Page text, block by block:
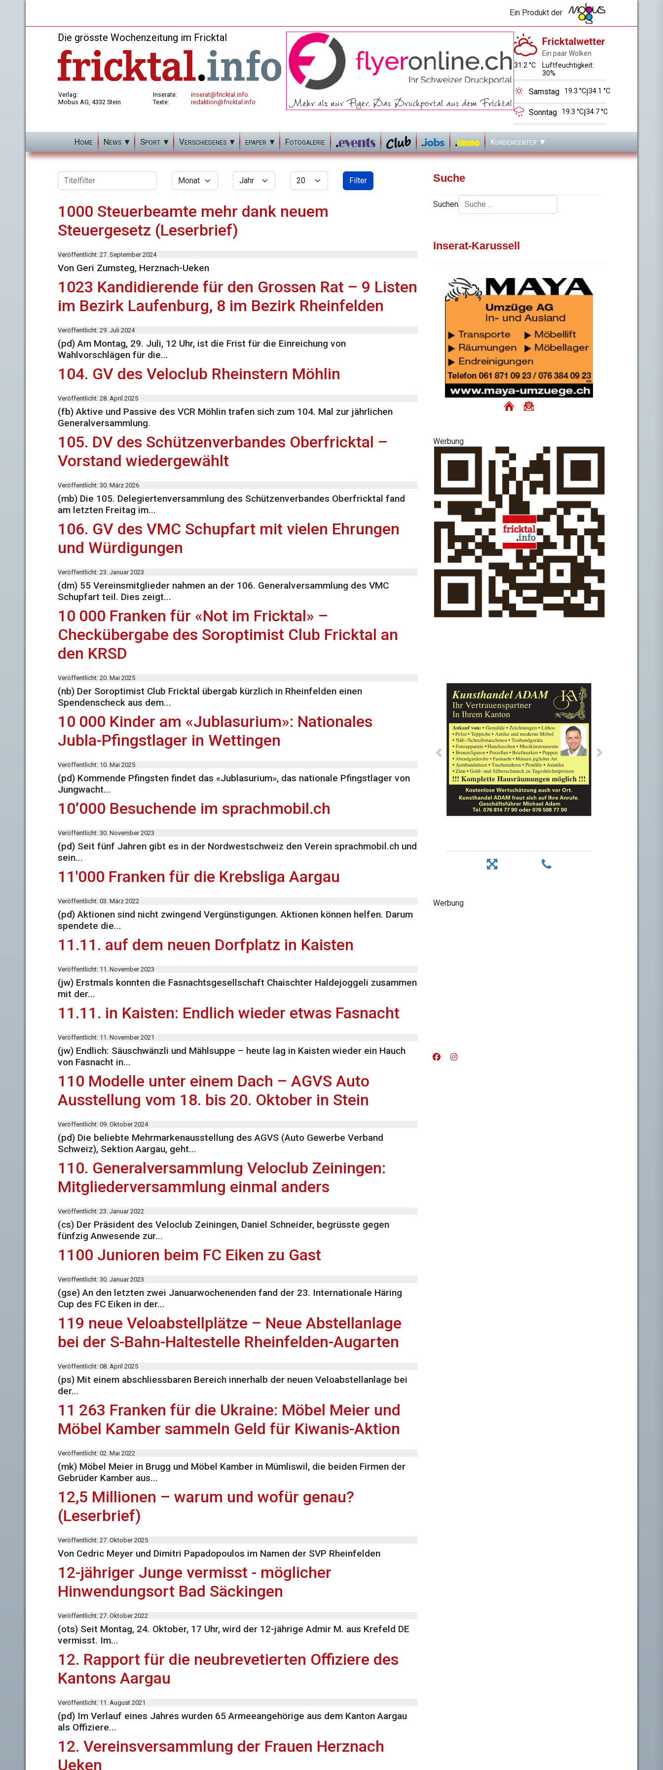
Ein Produkt der
Die grösste Wochenzeitung im Fricktal
Verlag:
Mobus AG, 4332 Stein
Inserate:
Texte:
inserat@fricktal.info
redaktion@fricktal.info
Fricktalwetter
Ein paar Wolken
31.2 °C
Luftfeuchtigkeit:
30%
Samstag 19.3 °C|34.1 °C
Sonntag 19.3 °C|34.7 °C
Home News Sport Verschiedenes epaper Fotogalerie Kundencenter
Filter
Titelfilter Monat Jahr Anzeige #
Filter
1000 Steuerbeamte mehr dank neuem
Steuergesetz (Leserbrief)
Veröffentlicht: 27. September 2024
Von Geri Zumsteg, Herznach-Ueken
1023 Kandidierende für den Grossen Rat – 9 Listen
im Bezirk Laufenburg, 8 im Bezirk Rheinfelden
Veröffentlicht: 29. Juli 2024
(pd) Am Montag, 29. Juli, 12 Uhr, ist die Frist für die Einreichung von
Wahlvorschlägen für die...
104. GV des Veloclub Rheinstern Möhlin
Veröffentlicht: 28. April 2025
(fb) Aktive und Passive des VCR Möhlin trafen sich zum 104. Mal zur jährlichen
Generalversammlung.
105. DV des Schützenverbandes Oberfricktal –
Vorstand wiedergewählt
Veröffentlicht: 30. März 2026
(mb) Die 105. Delegiertenversammlung des Schützenverbandes Oberfricktal fand
am letzten Freitag im...
106. GV des VMC Schupfart mit vielen Ehrungen
und Würdigungen
Veröffentlicht: 23. Januar 2023
(dm) 55 Vereinsmitglieder nahmen an der 106. Generalversammlung des VMC
Schupfart teil. Dies zeigt...
10 000 Franken für «Not im Fricktal» –
Checkübergabe des Soroptimist Club Fricktal an
den KRSD
Veröffentlicht: 20. Mai 2025
(nb) Der Soroptimist Club Fricktal übergab kürzlich in Rheinfelden einen
Spendenscheck aus dem...
10 000 Kinder am «Jublasurium»: Nationales
Jubla-Pfingstlager in Wettingen
Veröffentlicht: 10. Mai 2025
(pd) Kommende Pfingsten findet das «Jublasurium», das nationale Pfingstlager von
Jungwacht...
10’000 Besuchende im sprachmobil.ch
Veröffentlicht: 30. November 2023
(pd) Seit fünf Jahren gibt es in der Nordwestschweiz den Verein sprachmobil.ch und
sein...
11'000 Franken für die Krebsliga Aargau
Veröffentlicht: 03. März 2022
(pd) Aktionen sind nicht zwingend Vergünstigungen. Aktionen können helfen. Darum
spendete die...
11.11. auf dem neuen Dorfplatz in Kaisten
Veröffentlicht: 11. November 2023
(jw) Erstmals konnten die Fasnachtsgesellschaft Chaischter Haldejoggeli zusammen
mit der...
11.11. in Kaisten: Endlich wieder etwas Fasnacht
Veröffentlicht: 11. November 2021
(jw) Endlich: Säuschwänzli und Mählsuppe – heute lag in Kaisten wieder ein Hauch
von Fasnacht in...
110 Modelle unter einem Dach – AGVS Auto
Ausstellung vom 18. bis 20. Oktober in Stein
Veröffentlicht: 09. Oktober 2024
(pd) Die beliebte Mehrmarkenausstellung des AGVS (Auto Gewerbe Verband
Schweiz), Sektion Aargau, geht...
110. Generalversammlung Veloclub Zeiningen:
Mitgliederversammlung einmal anders
Veröffentlicht: 23. Januar 2022
(cs) Der Präsident des Veloclub Zeiningen, Daniel Schneider, begrüsste gegen
fünfzig Anwesende zur...
1100 Junioren beim FC Eiken zu Gast
Veröffentlicht: 30. Januar 2023
(gse) An den letzten zwei Januarwochenenden fand der 23. Internationale Häring
Cup des FC Eiken in der...
119 neue Veloabstellplätze – Neue Abstellanlage
bei der S-Bahn-Haltestelle Rheinfelden-Augarten
Veröffentlicht: 08. April 2025
(ps) Mit einem abschliessbaren Bereich innerhalb der neuen Veloabstellanlage bei
der...
11 263 Franken für die Ukraine: Möbel Meier und
Möbel Kamber sammeln Geld für Kiwanis-Aktion
Veröffentlicht: 02. Mai 2022
(mk) Möbel Meier in Brugg und Möbel Kamber in Mümliswil, die beiden Firmen der
Gebrüder Kamber aus...
12,5 Millionen – warum und wofür genau?
(Leserbrief)
Veröffentlicht: 27. Oktober 2025
Von Cedric Meyer und Dimitri Papadopoulos im Namen der SVP Rheinfelden
12-jähriger Junge vermisst - möglicher
Hinwendungsort Bad Säckingen
Veröffentlicht: 27. Oktober 2022
(ots) Seit Montag, 24. Oktober, 17 Uhr, wird der 12-jährige Admir M. aus Krefeld DE
vermisst. Im...
12. Rapport für die neubrevetierten Offiziere des
Kantons Aargau
Veröffentlicht: 11. August 2021
(pd) Im Verlauf eines Jahres wurden 65 Armeeangehörige aus dem Kanton Aargau
als Offiziere...
12. Vereinsversammlung der Frauen Herznach
Ueken
Suche
Suchen
Inserat-Karussell
Werbung
Werbung